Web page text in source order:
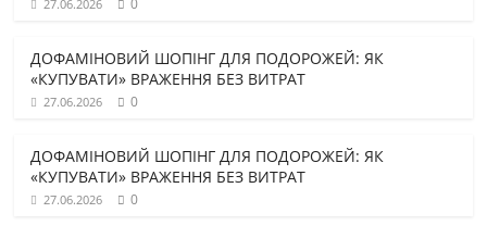
27.06.2026 0
ДОФАМІНОВИЙ ШОПІНГ ДЛЯ ПОДОРОЖЕЙ: ЯК
«КУПУВАТИ» ВРАЖЕННЯ БЕЗ ВИТРАТ
27.06.2026 0
ДОФАМІНОВИЙ ШОПІНГ ДЛЯ ПОДОРОЖЕЙ: ЯК
«КУПУВАТИ» ВРАЖЕННЯ БЕЗ ВИТРАТ
27.06.2026 0